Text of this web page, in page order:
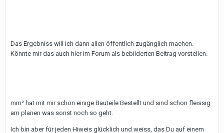
Das Ergebniss will ich dann allen öffentlich zugänglich machen.
Könnte mir das auch hier im Forum als bebilderten Beitrag vorstellen.
mm² hat mit mir schon einige Bauteile Bestellt und sind schon fleissig
am planen was sonst noch so geht.
Ich bin aber für jeden Hiweis glücklich und weiss, das Du auf einem